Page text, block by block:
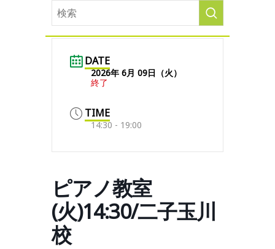
DATE
2026年 6月 09日（火）
終了
TIME
14:30 - 19:00
ピアノ教室
(火)14:30/二子玉川
校